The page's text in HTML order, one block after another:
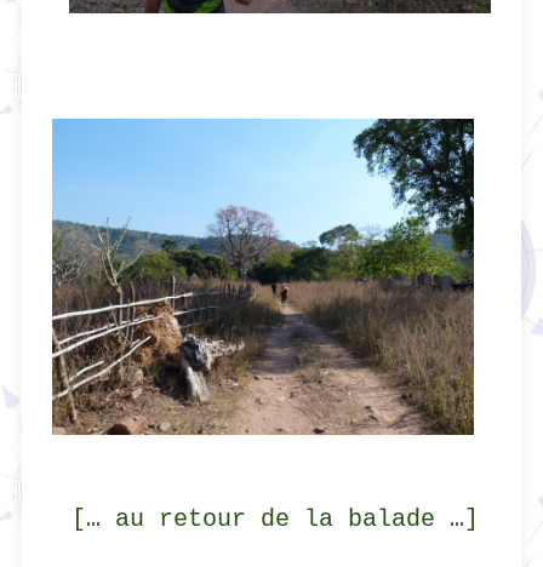
[… au retour de la balade …]